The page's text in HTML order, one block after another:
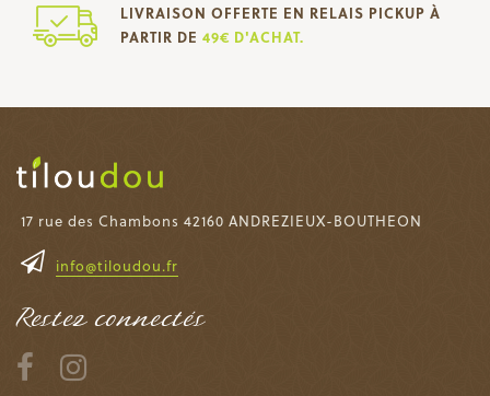
LIVRAISON OFFERTE EN RELAIS PICKUP À
PARTIR DE 49€ D'ACHAT.
17 rue des Chambons 42160 ANDREZIEUX-BOUTHEON
info@tiloudou.fr
Restez connectés